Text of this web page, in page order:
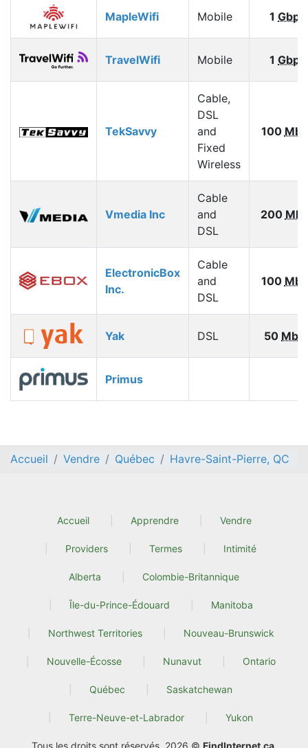
MapleWifi Mobile 1 Gbps
TravelWifi Mobile 1 Gbps
TekSavvy
Cable,
DSL
and
Fixed
Wireless
100
Vmedia Inc
Cable
and
DSL
200
ElectronicBox
Inc.
Cable
and
DSL
100
Yak DSL 50
Primus
Accueil Vendre Québec Havre-Saint-Pierre, QC
Accueil Apprendre Vendre
Providers Termes Intimité
Alberta Colombie-Britannique
Île-du-Prince-Édouard Manitoba
Northwest Territories Nouveau-Brunswick
Nouvelle-Écosse Nunavut Ontario
Québec Saskatchewan
Terre-Neuve-et-Labrador Yukon
Tous les droits sont réservés. 2026 © FindInternet.ca.